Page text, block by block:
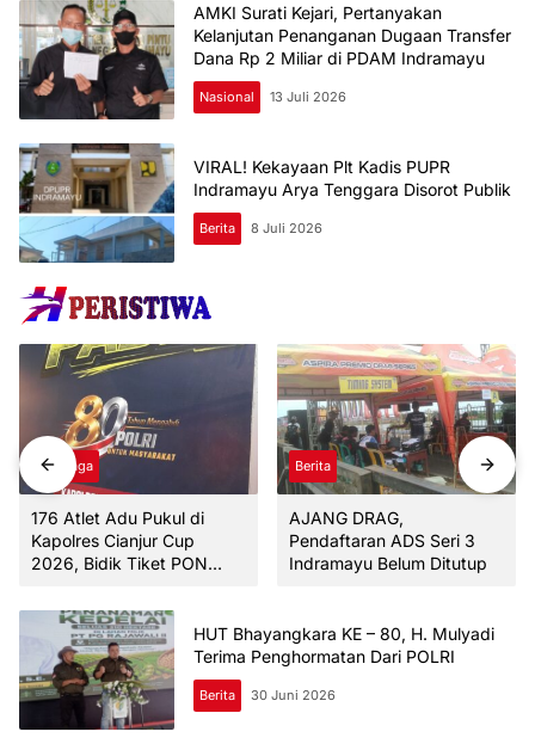
AMKI Surati Kejari, Pertanyakan
Kelanjutan Penanganan Dugaan Transfer
Dana Rp 2 Miliar di PDAM Indramayu
Nasional 13 Juli 2026
VIRAL! Kekayaan Plt Kadis PUPR
Indramayu Arya Tenggara Disorot Publik
Berita 8 Juli 2026
Olahraga
176 Atlet Adu Pukul di
Kapolres Cianjur Cup
2026, Bidik Tiket PON
Sinergi Cetak Atlet Padel,
Hadiah Total Puluhan Juta
Rupiah
Berita
AJANG DRAG,
Pendaftaran ADS Seri 3
Indramayu Belum Ditutup
HUT Bhayangkara KE – 80, H. Mulyadi
Terima Penghormatan Dari POLRI
Berita 30 Juni 2026